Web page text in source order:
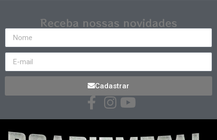
Receba nossas novidades
Cadastrar